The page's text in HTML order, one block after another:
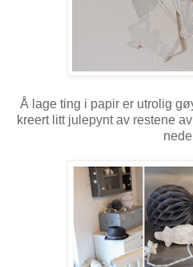
Å lage ting i papir er utrolig
kreert litt julepynt av restene